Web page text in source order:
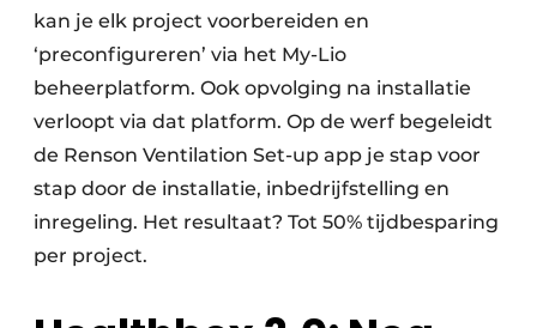
kan je elk project voorbereiden en
‘preconfigureren’ via het My-Lio
beheerplatform. Ook opvolging na installatie
verloopt via dat platform. Op de werf begeleidt
de Renson Ventilation Set-up app je stap voor
stap door de installatie, inbedrijfstelling en
inregeling. Het resultaat? Tot 50% tijdbesparing
per project.